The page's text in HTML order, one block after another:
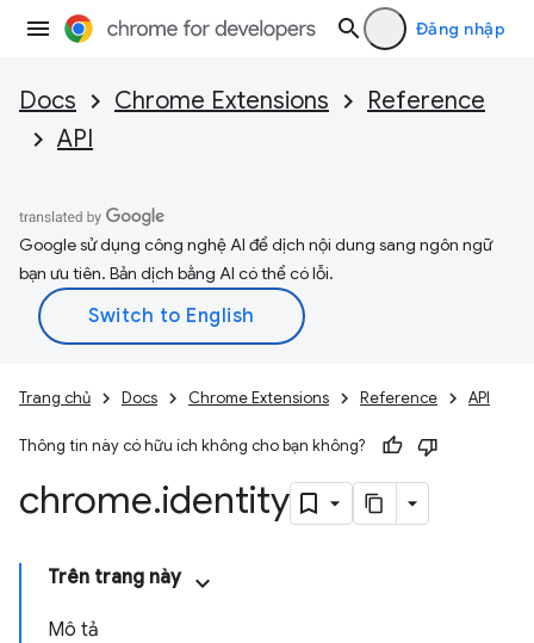
Đăng nhập
Docs Chrome Extensions
Reference
API
Google sử dụng công nghệ AI để dịch nội dung sang ngôn ngữ
bạn ưu tiên. Bản dịch bằng AI có thể có lỗi.
Trang chủ Docs Chrome Extensions Reference API
Thông tin này có hữu ích không cho bạn không?
chrome.identity
Trên trang này
Mô tả